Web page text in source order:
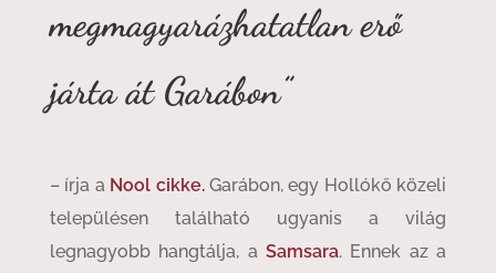
megmagyarázhatatlan erő
járta át Garábon”
– írja a Nool cikke.Garábon, egy Hollókő közeli
településen található ugyanis a világ
legnagyobb hangtálja, a Samsara. Ennek az a